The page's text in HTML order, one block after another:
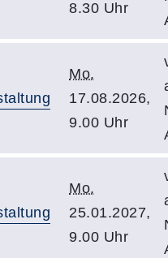
8.30 Uhr
Mo.
17.08.2026,
9.00 Uhr
Mo.
25.01.2027,
9.00 Uhr